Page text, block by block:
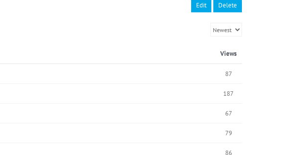
Edit Delete
Views
87
187
67
79
86